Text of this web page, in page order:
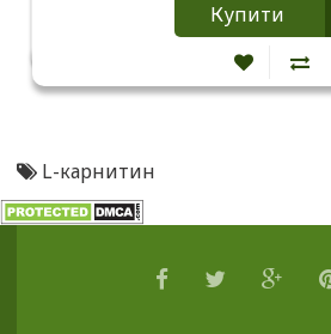
Купити
L-карнитин